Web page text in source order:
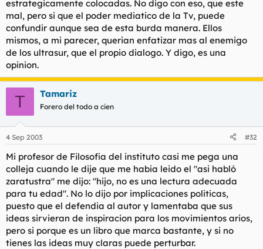
estrategicamente colocadas. No digo con eso, que este
mal, pero si que el poder mediatico de la Tv, puede
confundir aunque sea de esta burda manera. Ellos
mismos, a mi parecer, querian enfatizar mas al enemigo
de los ultrasur, que el propio dialogo. Y digo, es una
opinion.
T Tamariz
Forero del todo a cien
4 Sep 2003 #32
Mi profesor de Filosofia del instituto casi me pega una
colleja cuando le dije que me habia leido el "asi habló
zaratustra" me dijo: "hijo, no es una lectura adecuada
para tu edad". No lo dijo por implicaciones politicas,
puesto que el defendia al autor y lamentaba que sus
ideas sirvieran de inspiracion para los movimientos arios,
pero si porque es un libro que marca bastante, y si no
tienes las ideas muy claras puede perturbar.